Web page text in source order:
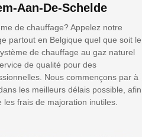
Aan-De-Schelde
de chauffage? Appelez notre
partout en Belgique quel que soit le
de chauffage au gaz naturel
de qualité pour des
Nous commençons par à
les meilleurs délais possible, afin
frais de majoration inutiles.